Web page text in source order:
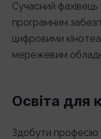
Сучасний
програмним
цифровими
мережевим
Освіта для
Здобути